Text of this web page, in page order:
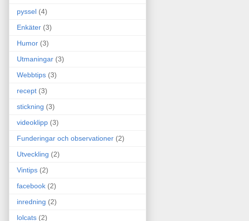
pyssel (4)
Enkäter (3)
Humor (3)
Utmaningar (3)
Webbtips (3)
recept (3)
stickning (3)
videoklipp (3)
Funderingar och observationer (2)
Utveckling (2)
Vintips (2)
facebook (2)
inredning (2)
lolcats (2)